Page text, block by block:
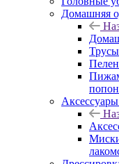
Домашняя